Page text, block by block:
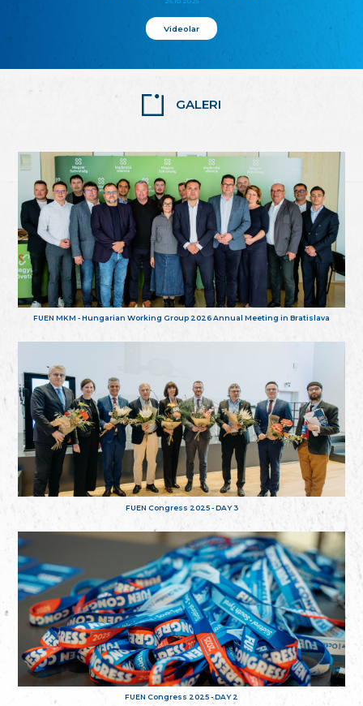
Videolar
GALERI
FUEN MKM - Hungarian Working Group 2026 Annual Meeting in Bratislava
FUEN Congress 2025 - DAY 3
FUEN Congress 2025 - DAY 2